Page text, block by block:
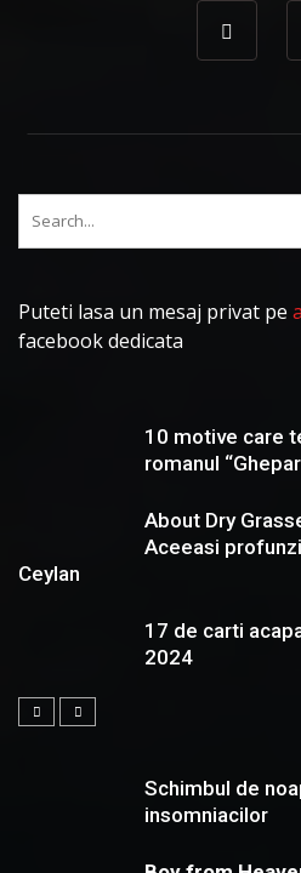
Puteti lasa un mesaj privat pe
facebook dedicata
10 motive care
romanul
About Dry
Aceeasi
Ceylan
17 de carti
2024
Schimbul de
insomniacilor